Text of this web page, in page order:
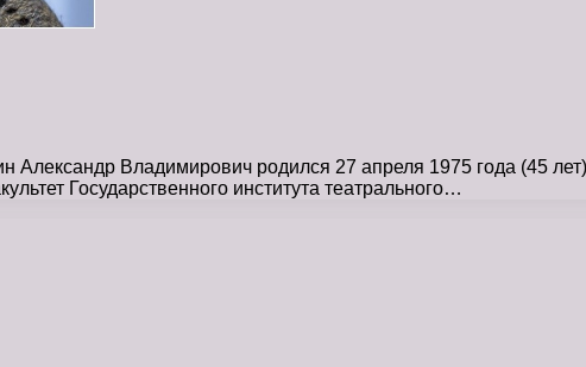
Александр Владимирович родился 27 апреля 1975 года (45
Государственного института театрального…